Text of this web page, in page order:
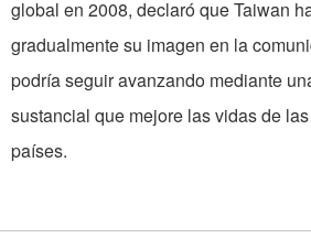
global en 2008, declaró que Taiwan
gradualmente su imagen en la
podría seguir avanzando mediante
sustancial que mejore las vidas de
países.